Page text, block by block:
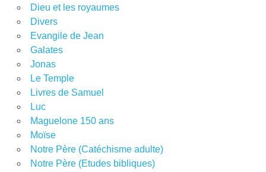
Dieu et les royaumes
Divers
Evangile de Jean
Galates
Jonas
Le Temple
Livres de Samuel
Luc
Maguelone 150 ans
Moïse
Notre Père (Catéchisme adulte)
Notre Père (Etudes bibliques)